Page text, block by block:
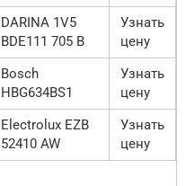
DARINA 1V5
BDE111 705 B
Узнать
цену
Bosch
HBG634BS1
Узнать
цену
Electrolux EZB
52410 AW
Узнать
цену